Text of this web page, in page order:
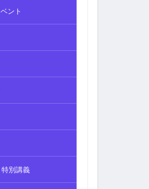
ント
特別講義